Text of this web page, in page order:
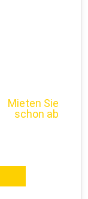
Mieten Sie
schon ab